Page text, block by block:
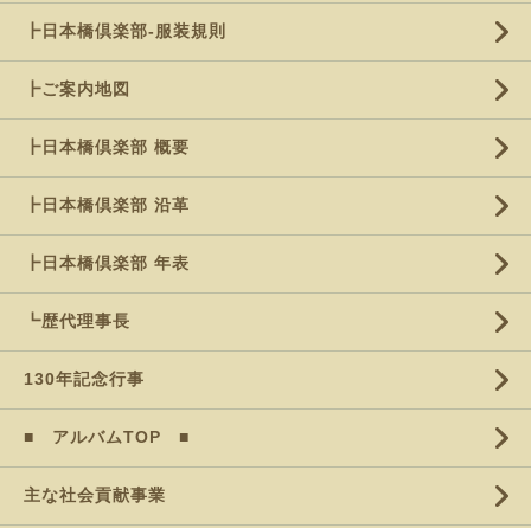
┣日本橋倶楽部-服装規則
┣ご案内地図
┣日本橋倶楽部 概要
┣日本橋倶楽部 沿革
┣日本橋倶楽部 年表
┗歴代理事長
130年記念行事
■ アルバムTOP ■
主な社会貢献事業